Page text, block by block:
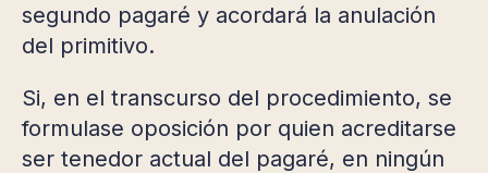
segundo pagaré y acordará la anulación
del primitivo.
Si, en el transcurso del procedimiento, se
formulase oposición por quien acreditarse
ser tenedor actual del pagaré, en ningún